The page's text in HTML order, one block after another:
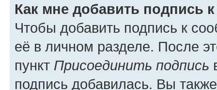
Как мне добавить подпись
Чтобы добавить подпись к
её в личном разделе. После
пункт Присоединить подпись
подпись добавилась. Вы